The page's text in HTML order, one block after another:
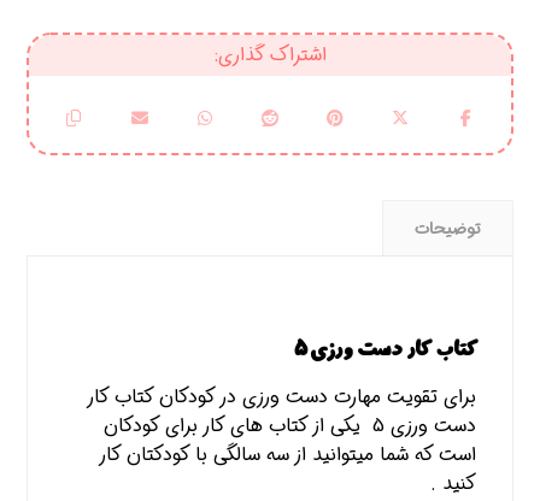
توضیحات
کتاب کار دست ورزی 5
برای تقویت مهارت دست ورزی در کودکان کتاب کار
دست ورزی 5 یکی از کتاب های کار برای کودکان
است که شما میتوانید از سه سالگی با کودکتان کار
کنید .